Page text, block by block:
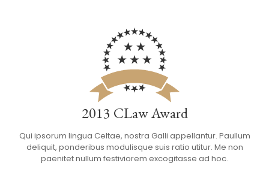
2013 CLaw Award
Qui ipsorum lingua Celtae, nostra Galli appellantur. Paullum
deliquit, ponderibus modulisque suis ratio utitur. Me non
paenitet nullum festiviorem excogitasse ad hoc.